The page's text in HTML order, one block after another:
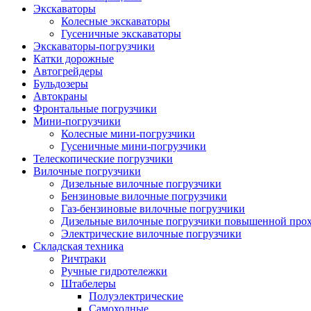
Экскаваторы
Колесные экскаваторы
Гусеничные экскаваторы
Экскаваторы-погрузчики
Катки дорожные
Автогрейдеры
Бульдозеры
Автокраны
Фронтальные погрузчики
Мини-погрузчики
Колесные мини-погрузчики
Гусеничные мини-погрузчики
Телескопические погрузчики
Вилочные погрузчики
Дизельные вилочные погрузчики
Бензиновые вилочные погрузчики
Газ-бензиновые вилочные погрузчики
Дизельные вилочные погрузчики повышенной
Электрические вилочные погрузчики
Складская техника
Ричтраки
Ручные гидротележки
Штабелеры
Полуэлектрические
Самоходные